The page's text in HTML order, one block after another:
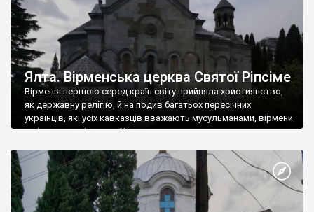
Ялта. Вірменська церква Святої Ріпсіме
Вірменія першою серед країн світу прийняла християнство,
як державну релігію, й на подив багатьох пересічних
українців, які усіх кавказців вважають мусульманами, вірмени
є відданими вірянами Христа